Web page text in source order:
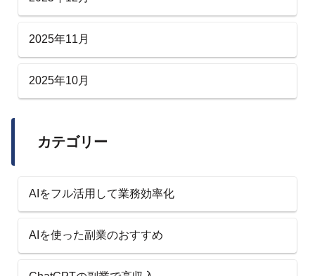
2025年11月
2025年10月
カテゴリー
AIをフル活用して業務効率化
AIを使った副業のおすすめ